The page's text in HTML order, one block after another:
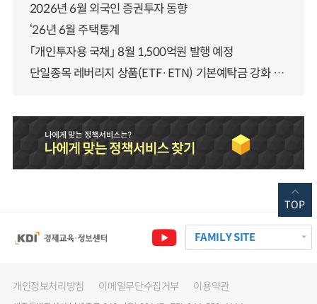
2026년 6월 외국인 증권투자 동향
‘26년 6월 주택통계
「개인투자용 국채」 8월 1,500억원 발행 예정
단일종목 레버리지 상품(ETF·ETN) 기본예탁금 강화 조기시행 방안 안내
FAMILY SITE
개인정보처리방침 이메일무단수집거부 이용약관
TOP